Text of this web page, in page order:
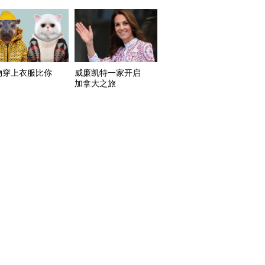
穿上衣服比你
威廉凯特一家开启
加拿大之旅